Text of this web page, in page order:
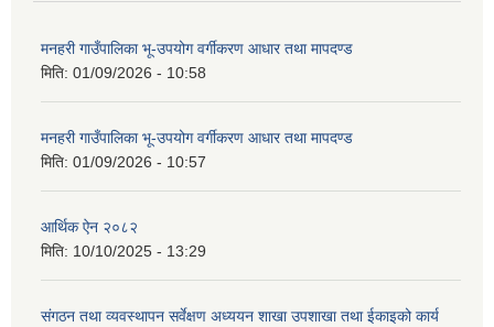
मनहरी गाउँपालिका भू-उपयोग वर्गीकरण आधार तथा मापदण्ड
मिति: 01/09/2026 - 10:58
मनहरी गाउँपालिका भू-उपयोग वर्गीकरण आधार तथा मापदण्ड
मिति: 01/09/2026 - 10:57
आर्थिक ऐन २०८२
मिति: 10/10/2025 - 13:29
संगठन तथा व्यवस्थापन सर्वेक्षण अध्ययन शाखा उपशाखा तथा ईकाइको कार्य